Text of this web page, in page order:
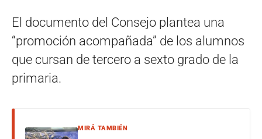
El documento del Consejo plantea una
“promoción acompañada” de los alumnos
que cursan de tercero a sexto grado de la
primaria.
MIRÁ TAMBIÉN